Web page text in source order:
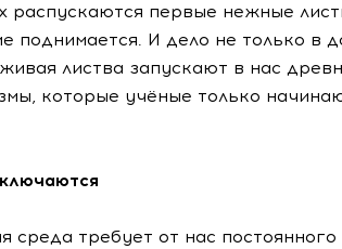
распускаются первые нежные
поднимается. И дело не только в
листва запускают в нас
которые учёные только
среда требует от нас постоянного